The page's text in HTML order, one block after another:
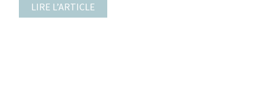
LIRE L’ARTICLE